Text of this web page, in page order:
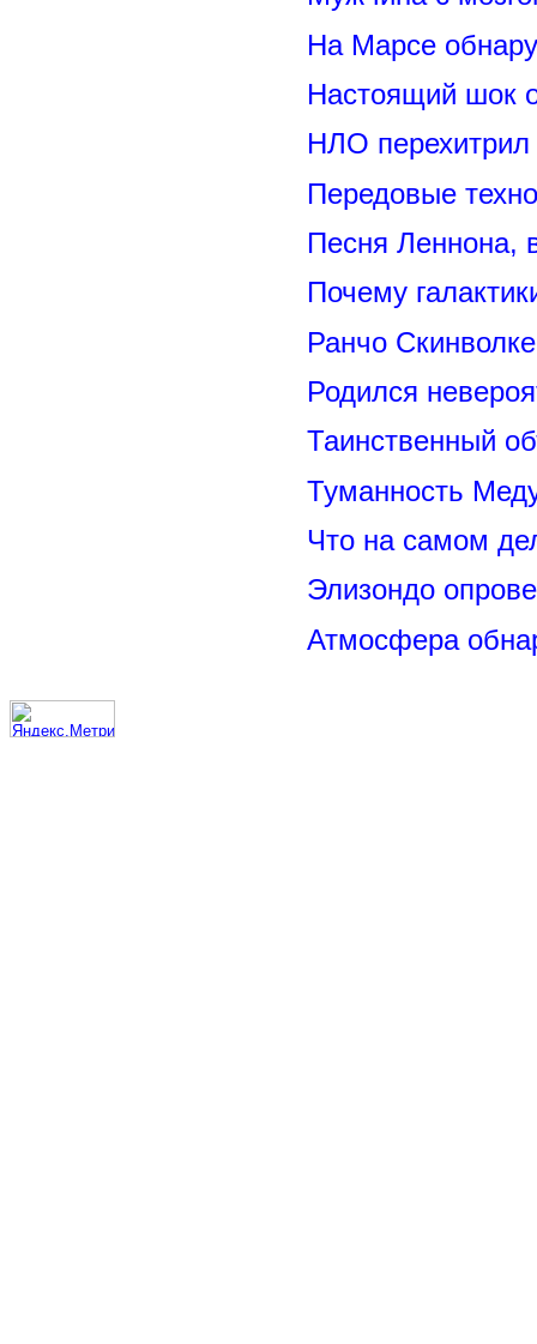
На Марсе
Настоящий шок
НЛО перехитрил
Передовые
Песня Леннона,
Почему
Ранчо
Родился
Таинственный
Туманность
Что на самом
Элизондо
Атмосфера